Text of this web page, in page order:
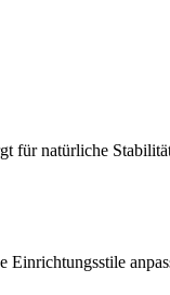
für natürliche